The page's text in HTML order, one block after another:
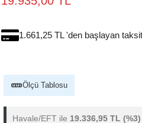
1.661,25 TL 'den başlayan
Ölçü Tablosu
Havale/EFT ile 19.336,95 TL (%3)